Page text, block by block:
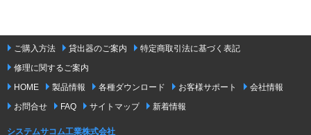
ご購入方法 貸出器のご案内
特定商取引法に基づく表記
修理に関するご案内
HOME
製品情報 各種ダウンロード お客様サポート
会社情報
お問合せ
FAQ サイトマップ 新着情報
システムサコム工業株式会社